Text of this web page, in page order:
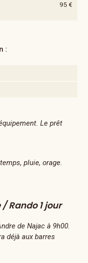
95 €
:
Le prêt
pluie, orage.
Rando 1 jour
de Najac à 9h00.
déjà aux barres